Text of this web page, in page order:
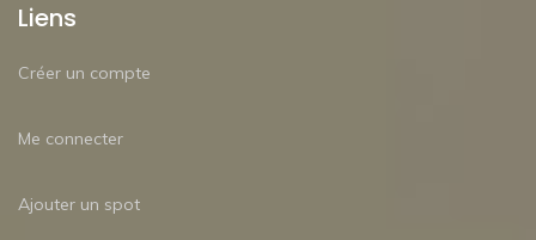
Liens
Créer un compte
Me connecter
Ajouter un spot